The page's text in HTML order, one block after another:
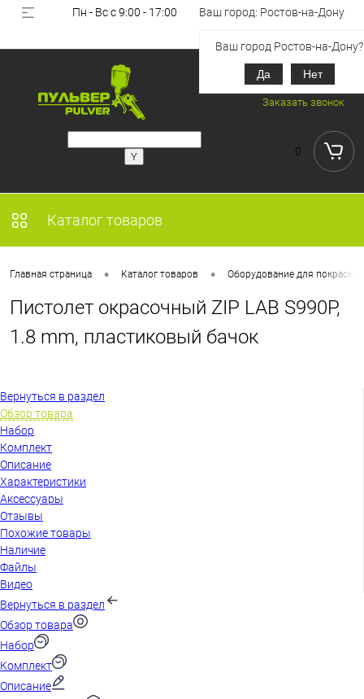
Пн - Вс с 9:00 - 17:00 Ваш город: Ростов-на-Дону
Ваш город Ростов-на-Дону?
Да Нет
+7 (918) 851-53-00
Заказать звонок
0
Каталог товаров
Главная страница • Каталог товаров • Оборудование для покраски
Пистолет окрасочный ZIP LAB S990P,
1.8 mm, пластиковый бачок
Вернуться в раздел
Обзор товара
Набор
Комплект
Описание
Характеристики
Аксессуары
Отзывы
Похожие товары
Наличие
Файлы
Видео
Вернуться в раздел
Обзор товара
Набор
Комплект
Описание